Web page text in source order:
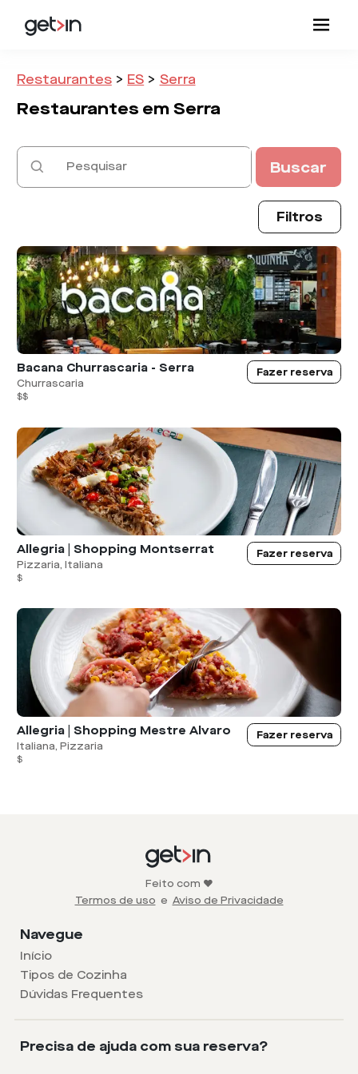
Restaurantes > ES > Serra
Restaurantes emSerra
Buscar
Filtros
Bacana Churrascaria - Serra
Churrascaria
$$
Fazer reserva
Allegria | Shopping Montserrat
Pizzaria, Italiana
$
Fazer reserva
Allegria | Shopping Mestre Alvaro
Italiana, Pizzaria
$
Fazer reserva
Feito com ❤️
Termos de uso e Aviso de Privacidade
Navegue
Início
Tipos de Cozinha
Dúvidas Frequentes
Precisa de ajuda com sua reserva?